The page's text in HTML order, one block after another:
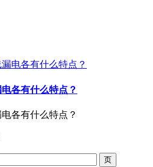
各有什么特点？
各有什么特点？